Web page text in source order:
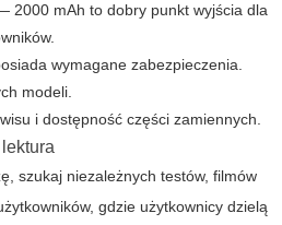
2000 mAh to dobry punkt wyjścia dla
wymagane zabezpieczenia.
modeli.
i dostępność części zamiennych.
szukaj niezależnych testów, filmów
gdzie użytkownicy dzielą